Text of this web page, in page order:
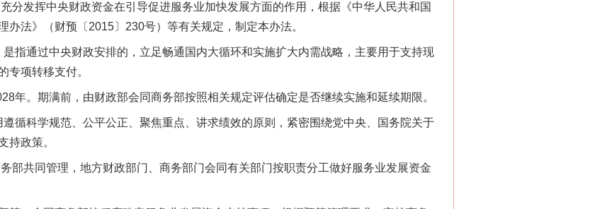
发挥中央财政资金在引导促进服务业加快发展方面的作用，根据《中华人民共和国
法》（财预〔2015〕230号）等有关规定，制定本办法。
通过中央财政安排的，立足畅通国内大循环和实施扩大内需战略，主要用于支持现
专项转移支付。
。期满前，由财政部会同商务部按照相关规定评估确定是否继续实施和延续期限。
科学规范、公平公正、聚焦重点、讲求绩效的原则，紧密围绕党中央、国务院关于
持政策。
共同管理，地方财政部门、商务部门会同有关部门按职责分工做好服务业发展资金